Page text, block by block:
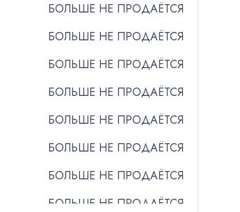
БОЛЬШЕ НЕ ПРОДАЁТСЯ
БОЛЬШЕ НЕ ПРОДАЁТСЯ
БОЛЬШЕ НЕ ПРОДАЁТСЯ
БОЛЬШЕ НЕ ПРОДАЁТСЯ
БОЛЬШЕ НЕ ПРОДАЁТСЯ
БОЛЬШЕ НЕ ПРОДАЁТСЯ
БОЛЬШЕ НЕ ПРОДАЁТСЯ
БОЛЬШЕ НЕ ПРОДАЁТСЯ